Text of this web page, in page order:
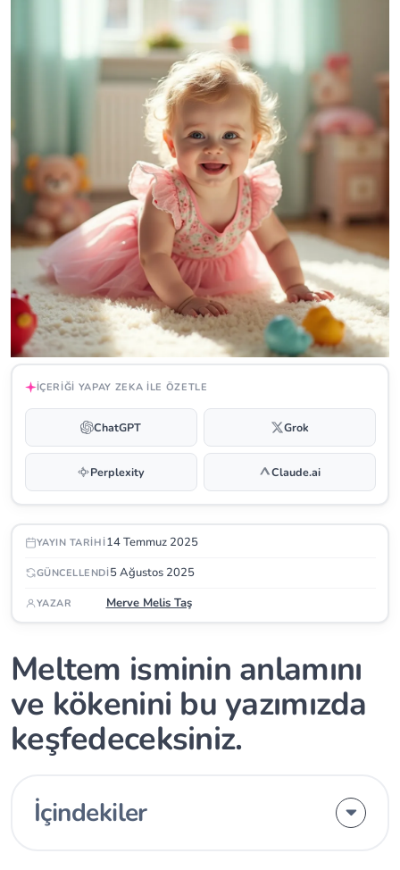
İÇERIĞI YAPAY ZEKA ILE ÖZETLE
ChatGPT Grok
Perplexity Claude.ai
YAYIN TARIHI14 Temmuz 2025
GÜNCELLENDI5 Ağustos 2025
YAZAR Merve Melis Taş
Meltem isminin anlamını
ve kökenini bu yazımızda
keşfedeceksiniz.
İçindekiler